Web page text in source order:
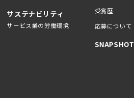
サステナビリティ
サービス業の労働環境
受賞歴
応募について
SNAPSHOT